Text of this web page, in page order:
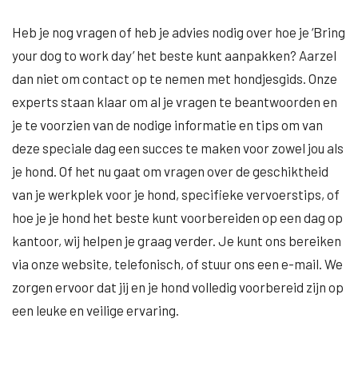
Heb je nog vragen of heb je advies nodig over hoe je ‘Bring
your dog to work day’ het beste kunt aanpakken? Aarzel
dan niet om contact op te nemen met hondjesgids. Onze
experts staan klaar om al je vragen te beantwoorden en
je te voorzien van de nodige informatie en tips om van
deze speciale dag een succes te maken voor zowel jou als
je hond. Of het nu gaat om vragen over de geschiktheid
van je werkplek voor je hond, specifieke vervoerstips, of
hoe je je hond het beste kunt voorbereiden op een dag op
kantoor, wij helpen je graag verder. Je kunt ons bereiken
via onze website, telefonisch, of stuur ons een e-mail. We
zorgen ervoor dat jij en je hond volledig voorbereid zijn op
een leuke en veilige ervaring.